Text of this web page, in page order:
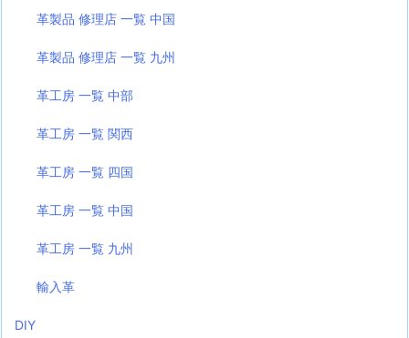
革製品 修理店 一覧 中国
革製品 修理店 一覧 九州
革工房 一覧 中部
革工房 一覧 関西
革工房 一覧 四国
革工房 一覧 中国
革工房 一覧 九州
輸入革
DIY